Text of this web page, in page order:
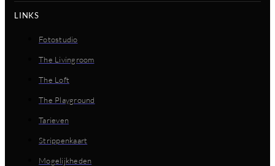
LINKS
Fotostudio
The Livingroom
The Loft
The Playground
Tarieven
Strippenkaart
Mogelijkheden